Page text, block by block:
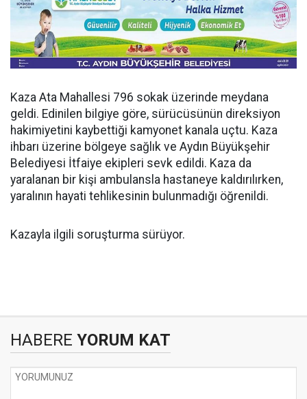
Kaza Ata Mahallesi 796 sokak üzerinde meydana
geldi. Edinilen bilgiye göre, sürücüsünün direksiyon
hakimiyetini kaybettiği kamyonet kanala uçtu. Kaza
ihbarı üzerine bölgeye sağlık ve Aydın Büyükşehir
Belediyesi İtfaiye ekipleri sevk edildi. Kaza da
yaralanan bir kişi ambulansla hastaneye kaldırılırken,
yaralının hayati tehlikesinin bulunmadığı öğrenildi.
Kazayla ilgili soruşturma sürüyor.
HABERE YORUM KAT